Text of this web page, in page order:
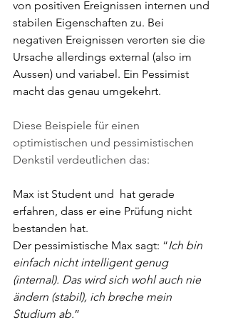
von positiven Ereignissen internen und
stabilen Eigenschaften zu. Bei
negativen Ereignissen verorten sie die
Ursache allerdings external (also im
Aussen) und variabel. Ein Pessimist
macht das genau umgekehrt.
Diese Beispiele für einen
optimistischen und pessimistischen
Denkstil verdeutlichen das:
Max ist Student und  hat gerade
erfahren, dass er eine Prüfung nicht
bestanden hat.
Der pessimistische Max sagt: “Ich bin
einfach nicht intelligent genug
(internal). Das wird sich wohl auch nie
ändern (stabil), ich breche mein
Studium ab.”